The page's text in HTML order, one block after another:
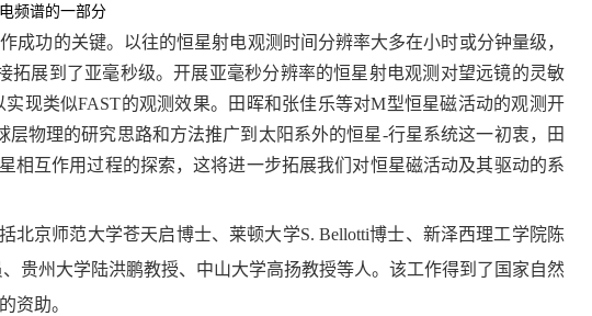
频谱的一部分
功的关键。以往的恒星射电观测时间分辨率大多在小时或分钟量级，
展到了亚毫秒级。开展亚毫秒分辨率的恒星射电观测对望远镜的灵敏
现类似FAST的观测效果。田晖和张佳乐等对M型恒星磁活动的观测开
物理的研究思路和方法推广到太阳系外的恒星-行星系统这一初衷，田
相互作用过程的探索，这将进一步拓展我们对恒星磁活动及其驱动的系
京师范大学苍天启博士、莱顿大学S. Bellotti博士、新泽西理工学院陈
贵州大学陆洪鹏教授、中山大学高扬教授等人。该工作得到了国家自然
资助。